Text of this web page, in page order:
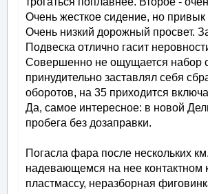
Очень жесткое сидение, но
Очень низкий дорожный просвет.
Подвеска отлично гасит
Совершенно не ощущается набор
принудительно заставлял себя
оборотов, на 35 приходится
Да, самое интересное: в новой
пробега без дозаправки.
Погасла фара после нескольких
надевающемся на нее контактном
пластмассу, неразборная